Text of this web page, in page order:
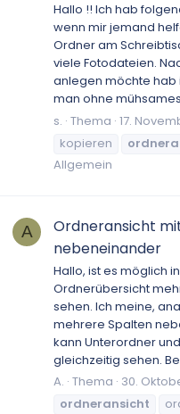
Hallo !! Ich hab
wenn mir jemand
Ordner am
viele Fotodateien.
anlegen möchte hab
man ohne
s. Thema 17.
kopieren
Allgemein
A
Ordneransicht
nebeneinander
Hallo, ist es möglich
Ordnerübersicht
sehen. Ich meine,
mehrere Spalten
kann Unterordner
gleichzeitig sehen.
A. Thema 30.
ordneransicht